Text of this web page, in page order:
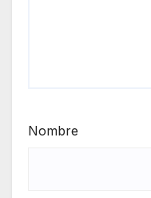
Nombre